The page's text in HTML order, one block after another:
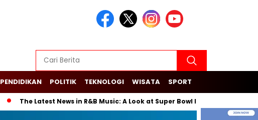
PENDIDIKAN POLITIK TEKNOLOGI WISATA SPORT
The Latest News in R&B Music: A Look at Super Bowl Performances, New